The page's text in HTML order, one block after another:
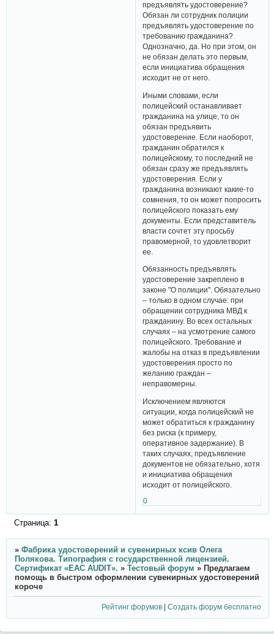
предъявлять удостоверение?
Обязан ли сотрудник полиции
предъявлять удостоверение по
требованию гражданина?
Однозначно, да. Но при этом, он
не обязан делать это первым,
если инициатива обращения
исходит не от него.
Иными словами, если
полицейский останавливает
гражданина на улице, то он
обязан предъявить
удостоверение. Если наоборот,
гражданин обратился к
полицейскому, то последний не
обязан сразу же предъявлять
удостоверения. Если у
гражданина возникают какие-то
сомнения, то он может попросить
полицейского показать ему
документы. Если представитель
власти сочтет эту просьбу
правомерной, то удовлетворит
ее.
Обязанность предъявлять
удостоверение закреплено в
законе "О полиции". Обязательно
– только в одном случае: при
обращении сотрудника МВД к
гражданину. Во всех остальных
случаях – на усмотрение самого
полицейского. Требование и
жалобы на отказ в предъявлении
удостоверения просто по
желанию граждан –
неправомерны.
Исключением являются
ситуации, когда полицейский не
может обратиться к гражданину
без риска (к примеру,
оперативное задержание). В
таких случаях, предъявление
документов не обязательно, хотя
и инициатива обращения
исходит от полицейского.
0
Страница: 1
» Фабрика удостоверений и сувенирных ксив Олега
Полякова. Типография с государственной лицензией.
Сертификат «ЕАС AUDIT». » Тестовый форум » Предлагаем
помощь в быстром оформлении сувенирных удостоверений
короче
Рейтинг форумов |Создать форум бесплатно